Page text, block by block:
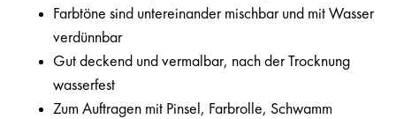
Farbtöne sind untereinander mischbar und mit Wasser
verdünnbar
Gut deckend und vermalbar, nach der Trocknung
wasserfest
Zum Auftragen mit Pinsel, Farbrolle, Schwamm